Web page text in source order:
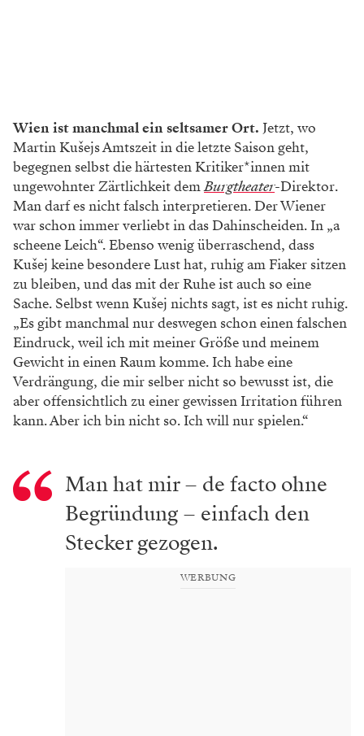
Wien ist manchmal ein seltsamer Ort. Jetzt, wo
Martin Kušejs Amtszeit in die letzte Saison geht,
begegnen selbst die härtesten Kritiker*innen mit
ungewohnter Zärtlichkeit dem ­Burgtheater-­Direktor.
Man darf es nicht falsch interpretieren. Der Wiener
war schon immer verliebt in das Dahinscheiden. In „a
scheene Leich“. Ebenso wenig überraschend, dass
Kušej keine besondere Lust hat, ruhig am Fiaker sitzen
zu bleiben, und das mit der Ruhe ist auch so eine
Sache. Selbst wenn Kušej nichts sagt, ist es nicht ruhig.
„Es gibt manchmal nur deswegen schon einen falschen
Eindruck, weil ich mit meiner Größe und meinem
Gewicht in einen Raum komme. Ich habe eine
Verdrängung, die mir selber nicht so bewusst ist, die
aber offensichtlich zu einer gewissen Irritation führen
kann. Aber ich bin nicht so. Ich will nur spielen.“
Man hat mir – de facto ohne
Begründung – einfach den
Stecker gezogen.
WERBUNG